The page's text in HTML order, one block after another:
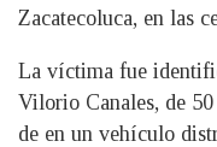
Zacatecoluca, en las
La víctima fue
Vilorio Canales, de
de en un vehículo